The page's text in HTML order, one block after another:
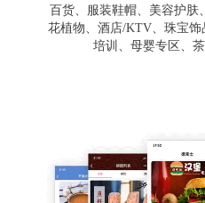
百货、服装鞋帽、美容护肤
花植物、酒店/KTV、珠宝
培训、母婴专区、